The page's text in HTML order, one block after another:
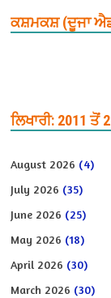
ਕਸ਼ਮਕਸ਼ (ਦੂਜਾ
ਲਿਖਾਰੀ: 2011 ਤੋਂ
August 2026 (4)
July 2026 (35)
June 2026 (25)
May 2026 (18)
April 2026 (30)
March 2026 (30)